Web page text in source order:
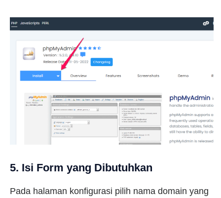
5. Isi Form yang Dibutuhkan
Pada halaman konfigurasi pilih nama domain yang